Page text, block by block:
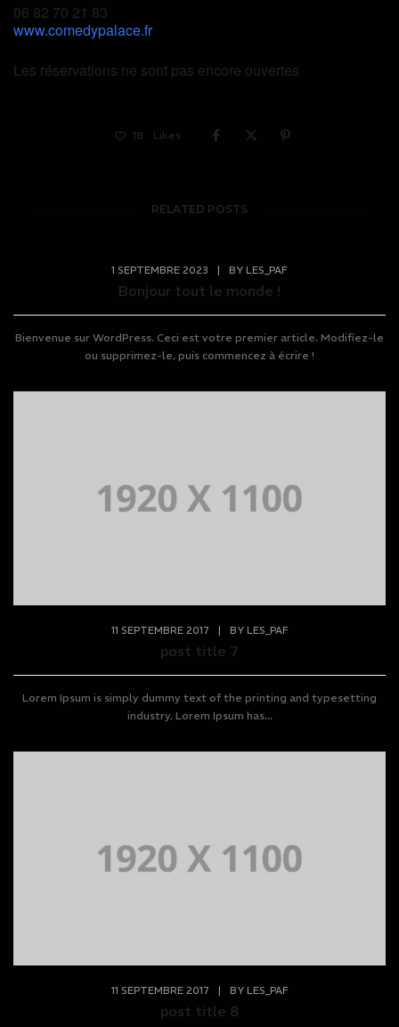
06 82 70 21 83
www.comedypalace.fr
Les réservations ne sont pas encore ouvertes
18 Likes
RELATED POSTS
1 SEPTEMBRE 2023 BY LES_PAF
Bonjour tout le monde !
Bienvenue sur WordPress. Ceci est votre premier article. Modifiez-le
ou supprimez-le, puis commencez à écrire !
11 SEPTEMBRE 2017 BY LES_PAF
post title 7
Lorem Ipsum is simply dummy text of the printing and typesetting
industry. Lorem Ipsum has...
11 SEPTEMBRE 2017 BY LES_PAF
post title 8